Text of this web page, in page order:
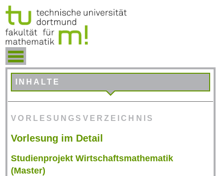
INHALTE
VORLESUNGSVERZEICHNIS
Vorlesung im Detail
Studienprojekt Wirtschaftsmathematik
(Master)